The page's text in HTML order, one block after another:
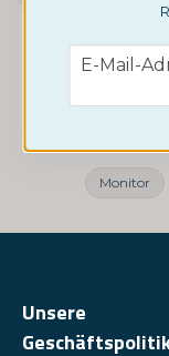
NORDICTEST
Monitor
email
E-Mail-
Unsere